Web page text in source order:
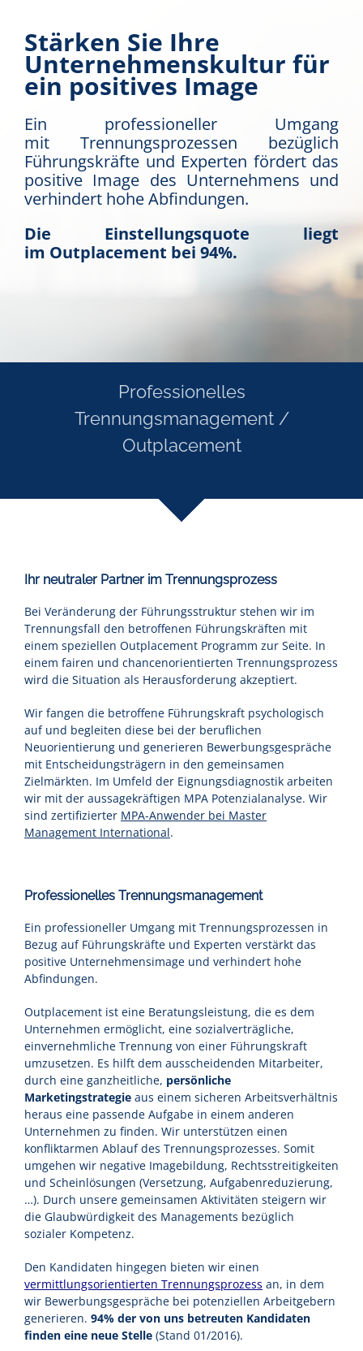
Stärken Sie Ihre
Unternehmenskultur für
ein positives Image
Ein professioneller Umgang
mit Trennungsprozessen bezüglich
Führungskräfte und Experten fördert das
positive Image des Unternehmens und
verhindert hohe Abfindungen.
Die Einstellungsquote liegt
im Outplacement bei 94%.
Professionelles
Trennungsmanagement /
Outplacement
Ihr neutraler Partner im Trennungsprozess
Bei Veränderung der Führungsstruktur stehen wir im
Trennungsfall den betroffenen Führungskräften mit
einem speziellen Outplacement Programm zur Seite. In
einem fairen und chancenorientierten Trennungsprozess
wird die Situation als Herausforderung akzeptiert.
Wir fangen die betroffene Führungskraft psychologisch
auf und begleiten diese bei der beruflichen
Neuorientierung und generieren Bewerbungsgespräche
mit Entscheidungsträgern in den gemeinsamen
Zielmärkten. Im Umfeld der Eignungsdiagnostik arbeiten
wir mit der aussagekräftigen MPA Potenzialanalyse. Wir
sind zertifizierter MPA-Anwender bei Master
Management International.
Professionelles Trennungsmanagement
Ein professioneller Umgang mit Trennungsprozessen in
Bezug auf Führungskräfte und Experten verstärkt das
positive Unternehmensimage und verhindert hohe
Abfindungen.
Outplacement ist eine Beratungsleistung, die es dem
Unternehmen ermöglicht, eine sozialverträgliche,
einvernehmliche Trennung von einer Führungskraft
umzusetzen. Es hilft dem ausscheidenden Mitarbeiter,
durch eine ganzheitliche, persönliche
Marketingstrategie aus einem sicheren Arbeitsverhältnis
heraus eine passende Aufgabe in einem anderen
Unternehmen zu finden. Wir unterstützen einen
konfliktarmen Ablauf des Trennungsprozesses. Somit
umgehen wir negative Imagebildung, Rechtsstreitigkeiten
und Scheinlösungen (Versetzung, Aufgabenreduzierung,
…). Durch unsere gemeinsamen Aktivitäten steigern wir
die Glaubwürdigkeit des Managements bezüglich
sozialer Kompetenz.
Den Kandidaten hingegen bieten wir einen
vermittlungsorientierten Trennungsprozess an, in dem
wir Bewerbungsgespräche bei potenziellen Arbeitgebern
generieren. 94% der von uns betreuten Kandidaten
finden eine neue Stelle (Stand 01/2016).